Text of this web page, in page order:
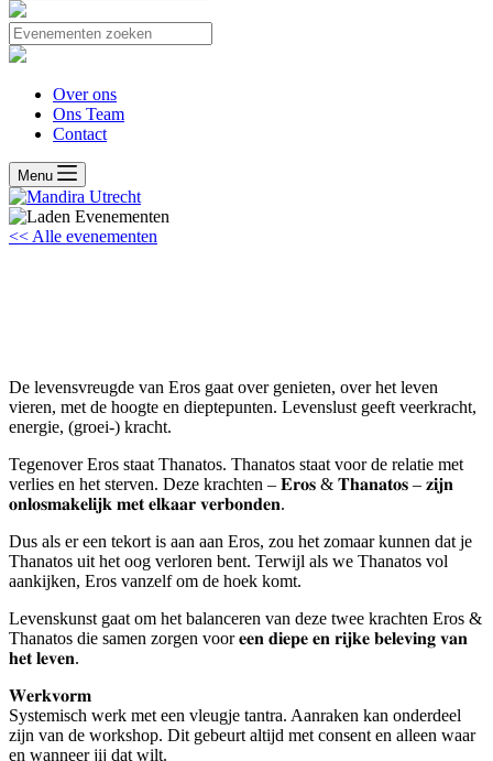
Over ons
Ons Team
Contact
Menu
<< Alle evenementen
De levensvreugde van Eros gaat over genieten, over het leven
vieren, met de hoogte en dieptepunten. Levenslust geeft veerkracht,
energie, (groei-) kracht.
Tegenover Eros staat Thanatos. Thanatos staat voor de relatie met
verlies en het sterven. Deze krachten – 𝐄𝐫𝐨𝐬 & 𝐓𝐡𝐚𝐧𝐚𝐭𝐨𝐬 – 𝐳𝐢𝐣𝐧
𝐨𝐧𝐥𝐨𝐬𝐦𝐚𝐤𝐞𝐥𝐢𝐣𝐤 𝐦𝐞𝐭 𝐞𝐥𝐤𝐚𝐚𝐫 𝐯𝐞𝐫𝐛𝐨𝐧𝐝𝐞𝐧.
Dus als er een tekort is aan aan Eros, zou het zomaar kunnen dat je
Thanatos uit het oog verloren bent. Terwijl als we Thanatos vol
aankijken, Eros vanzelf om de hoek komt.
Levenskunst gaat om het balanceren van deze twee krachten Eros &
Thanatos die samen zorgen voor 𝐞𝐞𝐧 𝐝𝐢𝐞𝐩𝐞 𝐞𝐧 𝐫𝐢𝐣𝐤𝐞 𝐛𝐞𝐥𝐞𝐯𝐢𝐧𝐠 𝐯𝐚𝐧
𝐡𝐞𝐭 𝐥𝐞𝐯𝐞𝐧.
𝐖𝐞𝐫𝐤𝐯𝐨𝐫𝐦
Systemisch werk met een vleugje tantra. Aanraken kan onderdeel
zijn van de workshop. Dit gebeurt altijd met consent en alleen waar
en wanneer jij dat wilt.